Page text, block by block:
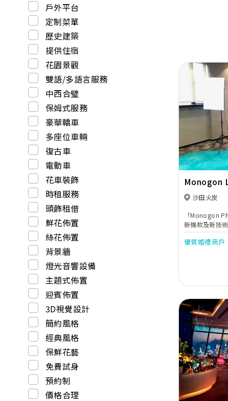
戶外平台
定制菜單
歷史建築
提供住宿
花園景觀
雙語/多語言服務
中西合璧
保姆式服務
豪華轎車
多座位車輛
復古車
電動車
花車裝飾
時租服務
頭飾租借
鮮花佈置
絲花佈置
背景牆
燈光音響設備
主題式佈置
迎賓佈置
3D視覺設計
簡約風格
經典風格
保鮮花藝
免費試身
預約制
價格合理
Monogon
沙田火炭
「Monogon
新機款及新技
Booth 租借公
服務，而是一
優質婚禮商戶
Previous